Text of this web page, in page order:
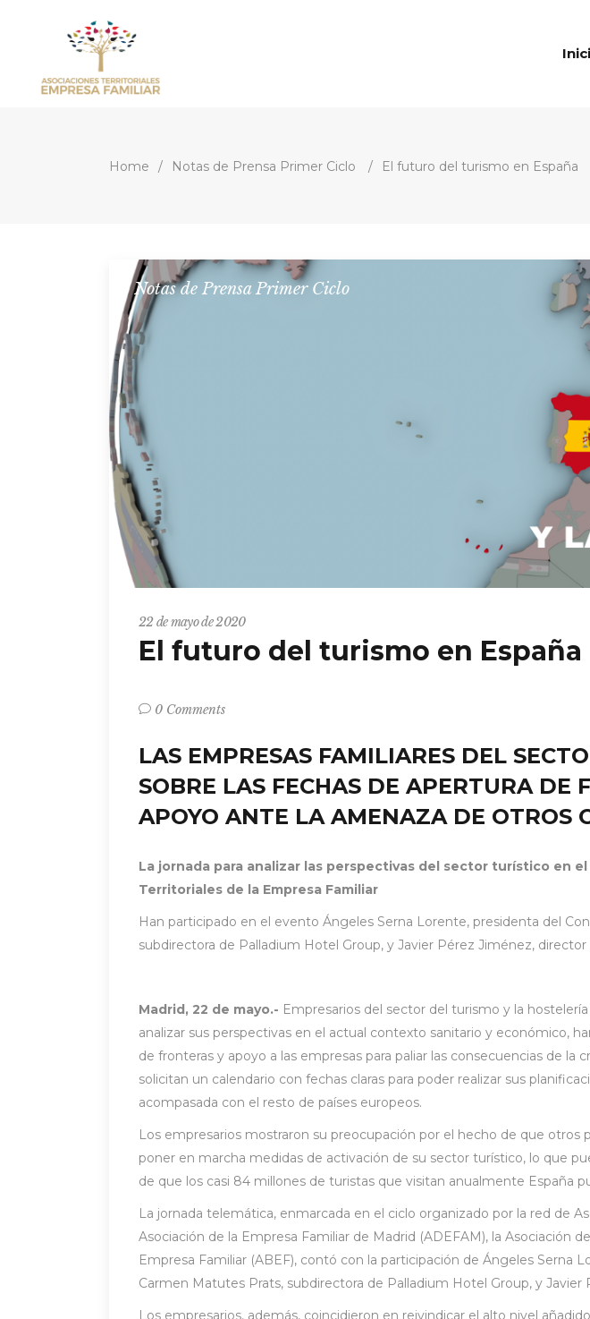
Home / Notas de Prensa Primer Ciclo / El futuro del turismo en España
Notas de Prensa Primer Ciclo
22 de mayo de 2020
El futuro del turismo en España
0 Comments
LAS EMPRESAS FAMILIARES DEL
SOBRE LAS FECHAS DE APERTURA DE
APOYO ANTE LA AMENAZA DE OTROS
La jornada para analizar las perspectivas del sector turístico en
Territoriales de la Empresa Familiar
Han participado en el evento Ángeles Serna Lorente, presidenta del
subdirectora de Palladium Hotel Group, y Javier Pérez Jiménez,
Madrid, 22 de mayo.- Empresarios del sector del turismo y la
analizar sus perspectivas en el actual contexto sanitario y económico,
de fronteras y apoyo a las empresas para paliar las consecuencias de
solicitan un calendario con fechas claras para poder realizar sus
acompasada con el resto de países europeos.
Los empresarios mostraron su preocupación por el hecho de que otros
poner en marcha medidas de activación de su sector turístico, lo que
de que los casi 84 millones de turistas que visitan anualmente España
La jornada telemática, enmarcada en el ciclo organizado por la red de
Asociación de la Empresa Familiar de Madrid (ADEFAM), la Asociación
Empresa Familiar (ABEF), contó con la participación de Ángeles Serna
Carmen Matutes Prats, subdirectora de Palladium Hotel Group, y
Los empresarios, además, coincidieron en reivindicar el alto nivel